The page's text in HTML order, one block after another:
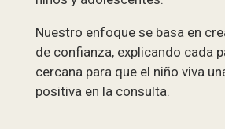
Nuestro enfoque se basa en
de confianza, explicando cada
cercana para que el niño viva
positiva en la consulta.